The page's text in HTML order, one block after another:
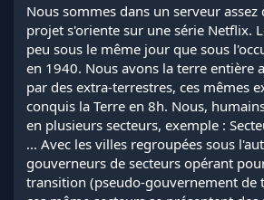
o
n
Nous sommes dans un serveur
projet s'oriente sur une série Netflix.
peu sous le même jour que sous
en 1940. Nous avons la terre entière
par des extra-terrestres, ces mêmes
conquis la Terre en 8h. Nous,
en plusieurs secteurs, exemple :
... Avec les villes regroupées sous
gouverneurs de secteurs opérant
transition (pseudo-gouvernement de